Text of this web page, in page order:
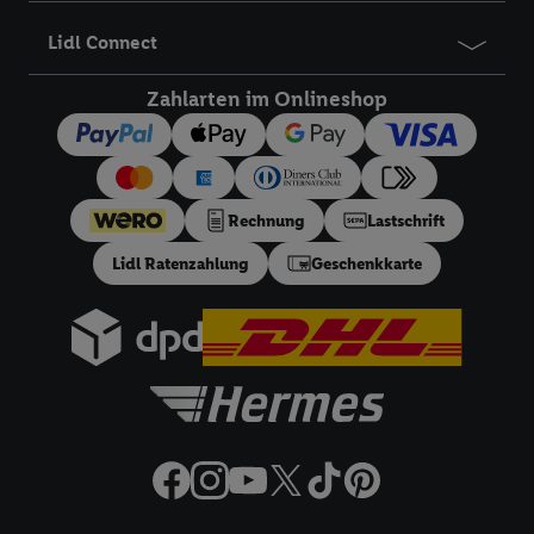
E-Mail an die angegebene E-Mail-Adresse zugestellt.
Versandkostenfrei-Coupons über die App nutzen.
Ratenzahlung:Vorbehaltlich Bonitätsprüfung. Laufzeiten
von 3, 6, 9, 12, 18 oder 24 Monaten. Ab 60 € und bis zu 5000
€ Bestellwert mit monatlicher Mindestrate von 10 €. Es gilt
ein effektiver Jahreszins von 10.99% p.a, entspricht einem
festen Sollzinssatz von 10,48% p.a. Repräsentatives Beispiel
gem. §17 (4) PAngV: Nettodarlehensbetrag 200 €,
Gesamtbetrag 212.10 €, 12 monatliche Raten à 17.68 €, eff.
Jahreszins 10.99% p.a. Der Teilzahlungsverkäufer ist Lidl
Digital Deutschland GmbH & Co. KG, Bonfelder Straße 2,
74206 Bad Wimpfen.
Lidl Plus Versandkostenfrei-Coupon:
Versandkostenfrei-Coupon gilt nur für Lidl Plus Nutzer bei
den in der Lidl Plus App vorgegebenen
Mindestbestellwert auf die im Warenkorb befindlichen Artikel
Lidl Connect
Zahlarten im Onlineshop
Rechnung Lastschrift
Lidl Ratenzahlung Geschenkkarte